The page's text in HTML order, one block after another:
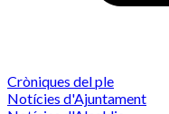
Cròniques del ple
Notícies d'Ajuntament